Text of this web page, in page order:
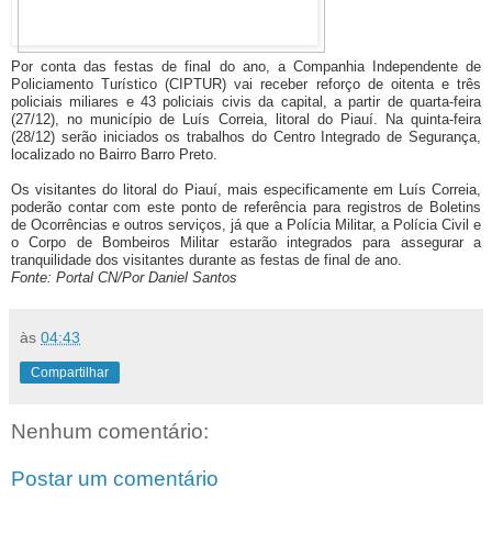
Por conta das festas de final do ano, a Companhia Independente de
Policiamento Turístico (CIPTUR) vai receber reforço de oitenta e três
policiais miliares e 43 policiais civis da capital, a partir de quarta-feira
(27/12), no município de Luís Correia, litoral do Piauí. Na quinta-feira
(28/12) serão iniciados os trabalhos do Centro Integrado de Segurança,
localizado no Bairro Barro Preto.
Os visitantes do litoral do Piauí, mais especificamente em Luís Correia,
poderão contar com este ponto de referência para registros de Boletins
de Ocorrências e outros serviços, já que a Polícia Militar, a Polícia Civil e
o Corpo de Bombeiros Militar estarão integrados para assegurar a
tranquilidade dos visitantes durante as festas de final de ano.
Fonte: Portal CN/Por Daniel Santos
às 04:43
Compartilhar
Nenhum comentário:
Postar um comentário